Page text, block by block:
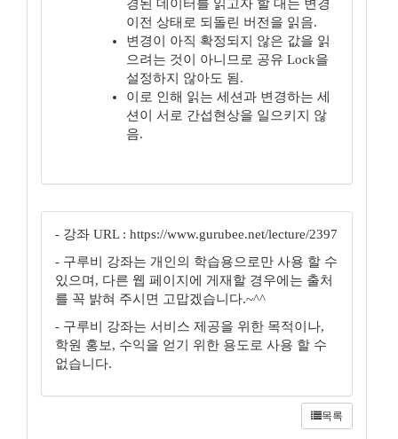
경된 데이터를 읽고자 할 대는 변경
이전 상태로 되돌린 버전을 읽음.
변경이 아직 확정되지 않은 값을 읽
으려는 것이 아니므로 공유 Lock을
설정하지 않아도 됨.
이로 인해 읽는 세션과 변경하는 세
션이 서로 간섭현상을 일으키지 않
음.
- 강좌 URL : https://www.gurubee.net/lecture/2397
- 구루비 강좌는 개인의 학습용으로만 사용 할 수
있으며, 다른 웹 페이지에 게재할 경우에는 출처
를 꼭 밝혀 주시면 고맙겠습니다.~^^
- 구루비 강좌는 서비스 제공을 위한 목적이나,
학원 홍보, 수익을 얻기 위한 용도로 사용 할 수
없습니다.
목록